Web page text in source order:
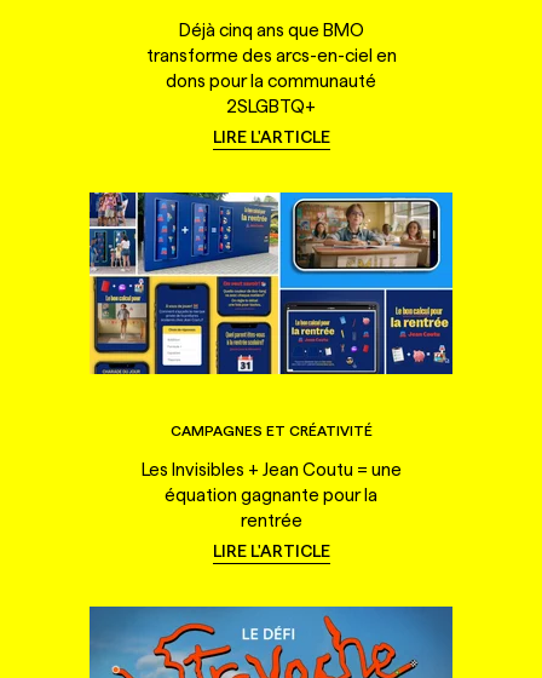
Déjà cinq ans que BMO
transforme des arcs-en-ciel en
dons pour la communauté
2SLGBTQ+
LIRE L'ARTICLE
CAMPAGNES ET CRÉATIVITÉ
Les Invisibles + Jean Coutu = une
équation gagnante pour la
rentrée
LIRE L'ARTICLE